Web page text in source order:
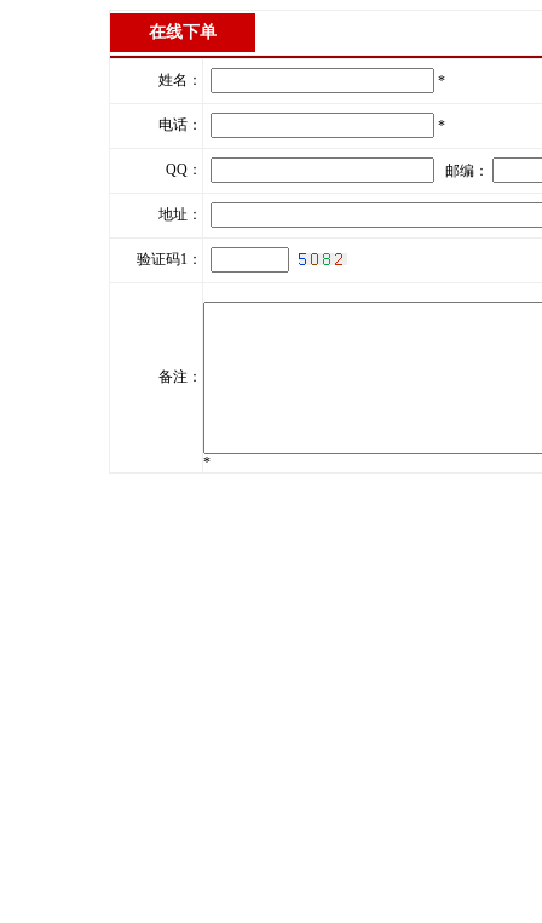
在线下单
姓名： *
电话： *
QQ： 邮编：
地址：
验证码1：
备注：
*